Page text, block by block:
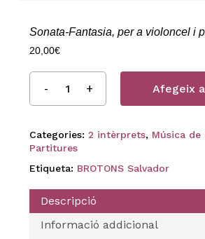
Sonata-Fantasia, per a violoncel i
20,00€
Afegeix
Categories: 2 intèrprets, Música de
Partitures
Etiqueta: BROTONS Salvador
Descripció
Informació addicional